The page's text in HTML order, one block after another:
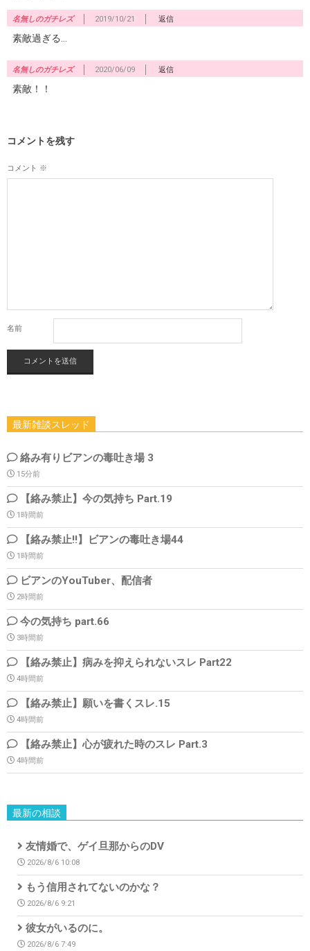
名無しのガチレズ 2019/10/21 返信
素敵過ぎる…
名無しのガチレズ 2020/06/09 返信
素敵！！
コメントを残す
コメント ※
名前
最新雑談スレッド
絡み有りビアンの毒吐き場 3
15分前
【絡み禁止】今の気持ち Part.19
1時間前
【絡み禁止!!】ビアンの毒吐き場44
1時間前
ビアンのYouTuber、配信者
2時間前
今の気持ち part.66
3時間前
【絡み禁止】病みを抑えられないスレ Part22
4時間前
【絡み禁止】願いを書くスレ.15
4時間前
【絡み禁止】心が疲れた時のスレ Part.3
4時間前
最新の相談
友情婚で、ゲイ旦那からのDV
2026/8/6 10:08
もう信用されてないのかな？
2026/8/6 9:21
彼女がいるのに。
2026/8/6 7:49